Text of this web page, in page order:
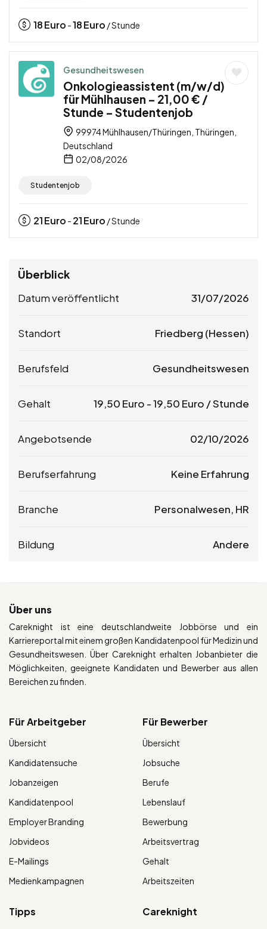
18Euro -18Euro / Stunde
Gesundheitswesen
Onkologieassistent (m/w/d)
für Mühlhausen – 21,00 € /
Stunde – Studentenjob
99974 Mühlhausen/Thüringen, Thüringen,
Deutschland
02/08/2026
Studentenjob
21Euro - 21Euro / Stunde
Überblick
Datum veröffentlicht 31/07/2026
Standort Friedberg (Hessen)
Berufsfeld Gesundheitswesen
Gehalt 19,50 Euro -19,50 Euro / Stunde
Angebotsende 02/10/2026
Berufserfahrung Keine Erfahrung
Branche Personalwesen, HR
Bildung Andere
Über uns
Careknight ist eine deutschlandweite Jobbörse und ein
Karriereportal mit einem großen Kandidatenpool für Medizin und
Gesundheitswesen. Über Careknight erhalten Jobanbieter die
Möglichkeiten, geeignete Kandidaten und Bewerber aus allen
Bereichen zu finden.
Für Arbeitgeber
Übersicht
Kandidatensuche
Jobanzeigen
Kandidatenpool
Employer Branding
Jobvideos
E-Mailings
Medienkampagnen
Für Bewerber
Übersicht
Jobsuche
Berufe
Lebenslauf
Bewerbung
Arbeitsvertrag
Gehalt
Arbeitszeiten
Tipps Careknight